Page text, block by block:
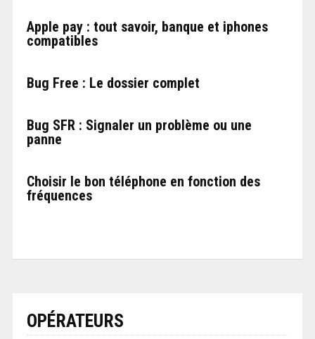
Apple pay : tout savoir, banque et iphones
compatibles
Bug Free : Le dossier complet
Bug SFR : Signaler un problème ou une
panne
Choisir le bon téléphone en fonction des
fréquences
OPÉRATEURS